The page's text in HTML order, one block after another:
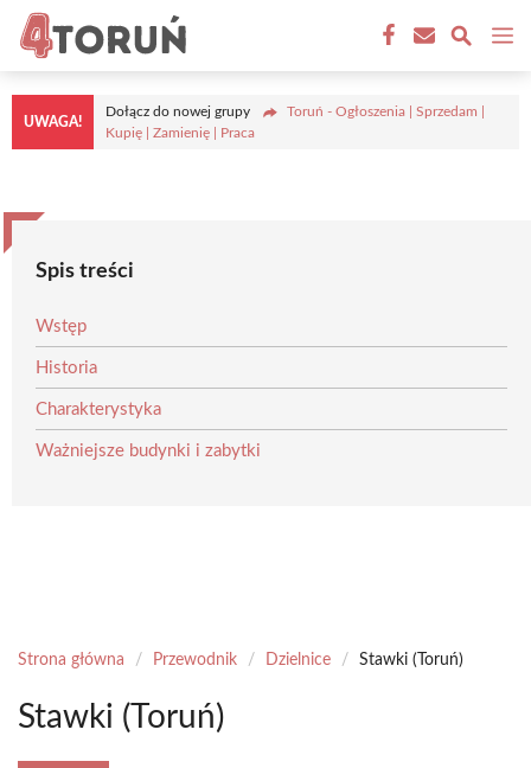
Przejdź
treści
UWAGA!
Dołącz do nowej grupy
Toruń - Ogłoszenia | Sprzedam |
Kupię | Zamienię | Praca
Spis treści
Wstęp
Historia
Charakterystyka
Ważniejsze budynki i zabytki
Strona główna / Przewodnik / Dzielnice / Stawki (Toruń)
Stawki (Toruń)